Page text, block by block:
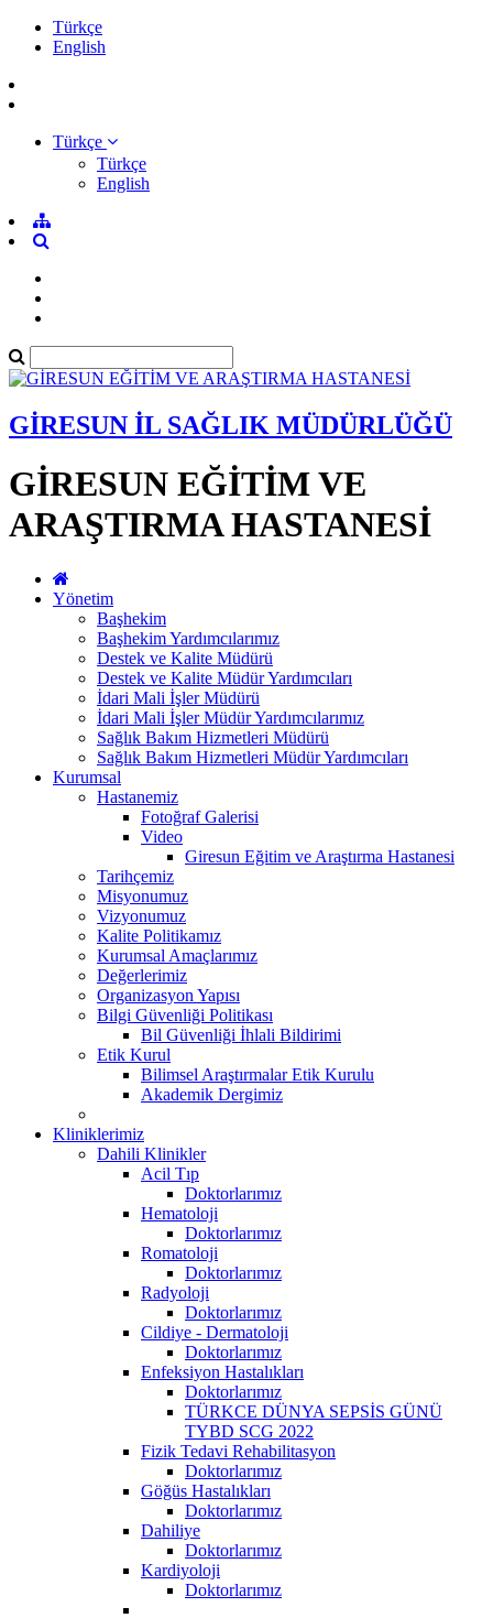
Türkçe
English
Türkçe
Türkçe
English
GİRESUN İL SAĞLIK MÜDÜRLÜĞÜ
GİRESUN EĞİTİM VE
ARAŞTIRMA HASTANESİ
Yönetim
Başhekim
Başhekim Yardımcılarımız
Destek ve Kalite Müdürü
Destek ve Kalite Müdür Yardımcıları
İdari Mali İşler Müdürü
İdari Mali İşler Müdür Yardımcılarımız
Sağlık Bakım Hizmetleri Müdürü
Sağlık Bakım Hizmetleri Müdür Yardımcıları
Kurumsal
Hastanemiz
Fotoğraf Galerisi
Video
Giresun Eğitim ve Araştırma Hastanesi
Tarihçemiz
Misyonumuz
Vizyonumuz
Kalite Politikamız
Kurumsal Amaçlarımız
Değerlerimiz
Organizasyon Yapısı
Bilgi Güvenliği Politikası
Bil Güvenliği İhlali Bildirimi
Etik Kurul
Bilimsel Araştırmalar Etik Kurulu
Akademik Dergimiz
Kliniklerimiz
Dahili Klinikler
Acil Tıp
Doktorlarımız
Hematoloji
Doktorlarımız
Romatoloji
Doktorlarımız
Radyoloji
Doktorlarımız
Cildiye - Dermatoloji
Doktorlarımız
Enfeksiyon Hastalıkları
Doktorlarımız
TÜRKCE DÜNYA SEPSİS GÜNÜ
TYBD SCG 2022
Fizik Tedavi Rehabilitasyon
Doktorlarımız
Göğüs Hastalıkları
Doktorlarımız
Dahiliye
Doktorlarımız
Kardiyoloji
Doktorlarımız